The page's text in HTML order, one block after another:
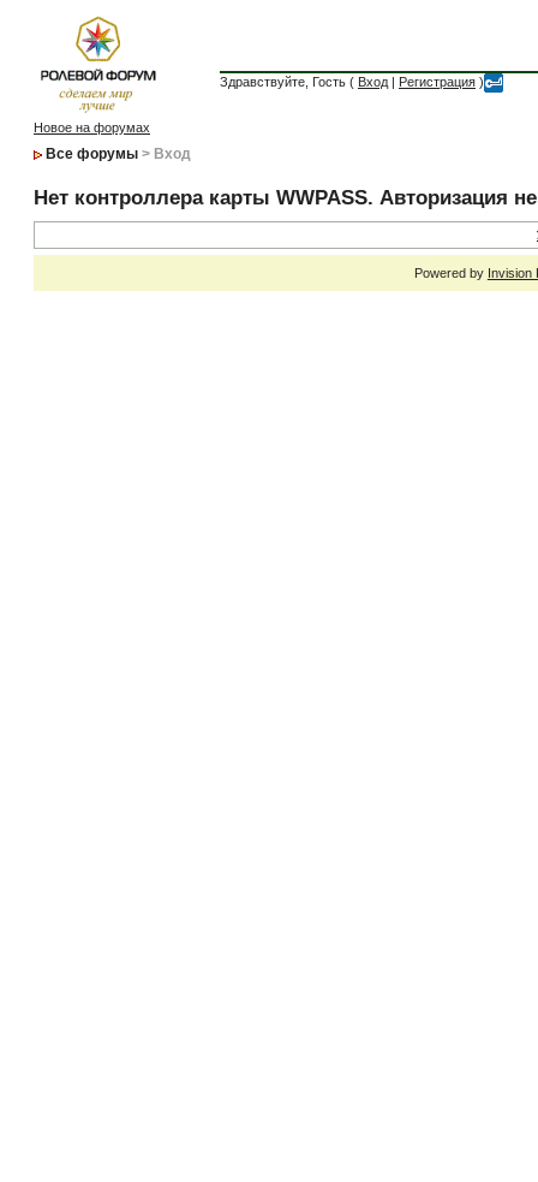
Здравствуйте, Гость ( Вход | Регистрация )
Новое на форумах
Все форумы > Вход
Нет контроллера карты WWPASS. Авторизация
Powered by Invision